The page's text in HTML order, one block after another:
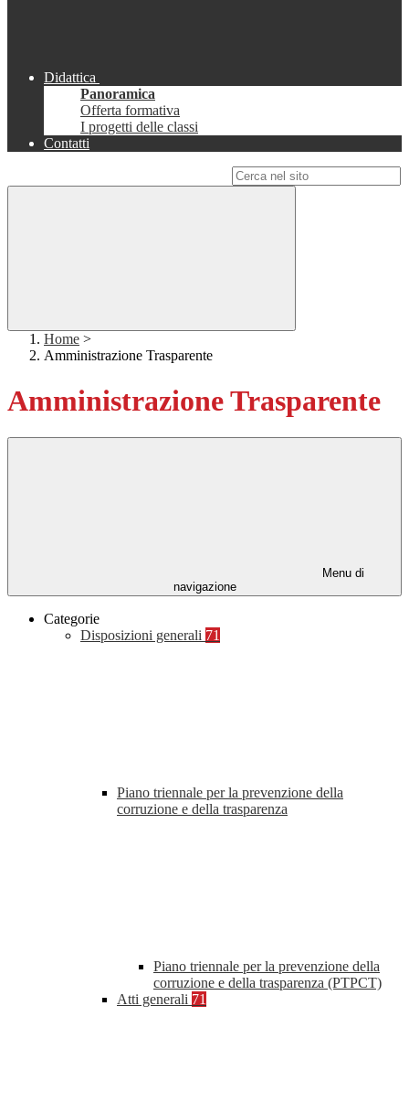
Didattica
Panoramica
Offerta formativa
I progetti delle classi
Contatti
Home >
Amministrazione Trasparente
Amministrazione Trasparente
Menu di
navigazione
Categorie
Disposizioni generali 71
Piano triennale per la prevenzione della
corruzione e della trasparenza
Piano triennale per la prevenzione della
corruzione e della trasparenza (PTPCT)
Atti generali 71